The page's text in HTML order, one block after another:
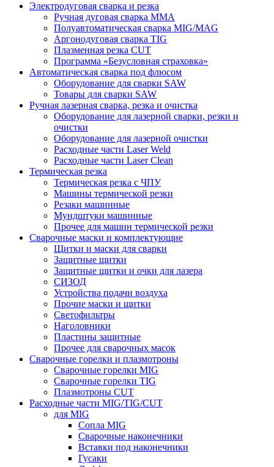
Электродуговая сварка и резка
Ручная дуговая сварка MMA
Полуавтоматическая сварка MIG/MAG
Аргонодуговая сварка TIG
Плазменная резка CUT
Программа «Безусловная страховка»
Автоматическая сварка под флюсом
Оборудование для сварки SAW
Товары для сварки SAW
Ручная лазерная сварка, резка и очистка
Оборудование для лазерной сварки, резки и
очистки
Оборудование для лазерной очистки
Расходные части Laser Weld
Расходные части Laser Clean
Термическая резка
Термическая резка с ЧПУ
Машины термической резки
Резаки машинные
Мундштуки машинные
Прочее для машин термической резки
Сварочные маски и комплектующие
Щитки и маски для сварки
Защитные щитки
Защитные щитки и очки для лазера
СИЗОД
Устройства подачи воздуха
Прочие маски и щитки
Светофильтры
Наголовники
Пластины защитные
Прочее для сварочных масок
Сварочные горелки и плазмотроны
Сварочные горелки MIG
Сварочные горелки TIG
Плазмотроны CUT
Расходные части MIG/TIG/CUT
для MIG
Сопла MIG
Сварочные наконечники
Вставки под наконечники
Гусаки